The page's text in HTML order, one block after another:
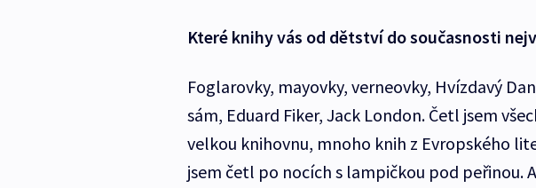
Které knihy vás od dětství do současnosti
Foglarovky, mayovky, verneovky, Hvízdavý
sám, Eduard Fiker, Jack London. Četl jsem
velkou knihovnu, mnoho knih z Evropského
jsem četl po nocích s lampičkou pod peřinou.